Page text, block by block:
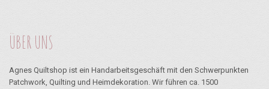
ÜBER UNS
Agnes Quiltshop ist ein Handarbeitsgeschäft mit den Schwerpunkten
Patchwork, Quilting und Heimdekoration. Wir führen ca. 1500